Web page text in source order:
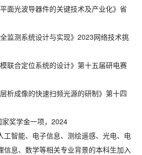
面光波导器件的关键技术及产业化》省
监测系统设计与实现》2023网络技术挑
联合定位系统的设计》第十五届研电赛
析成像的快速扫频光源的研制》第十四
奖学金一项，2024
工智能、电子信息、测绘遥感、光电、电
信息、数学等相关专业背景的本科生加入